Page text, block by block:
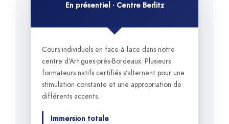
En présentiel · Centre Berlitz
Cours individuels en face-à-face dans notre
centre d'Artigues-près-Bordeaux. Plusieurs
formateurs natifs certifiés s'alternent pour une
stimulation constante et une appropriation de
différents accents.
Immersion totale